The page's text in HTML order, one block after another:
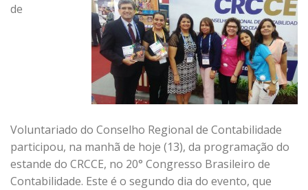
de
Voluntariado do Conselho Regional de Contabilidade
participou, na manhã de hoje (13), da programação do
estande do CRCCE, no 20° Congresso Brasileiro de
Contabilidade. Este é o segundo dia do evento, que